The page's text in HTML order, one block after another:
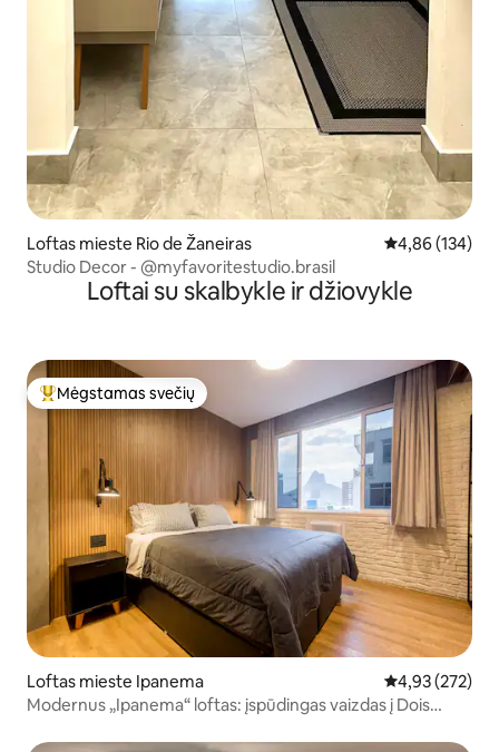
Loftas mieste Rio de Žaneiras Vidutinis
4,86 (134)
Studio Decor - @myfavoritestudio.brasil
Loftai su skalbykle ir džiovykle
Svečių mėgstamiausias
Mėgstamas svečių
Loftas mieste Ipanema Vidutinis
4,93 (272)
Modernus „Ipanema“ loftas: įspūdingas vaizdas į Dois